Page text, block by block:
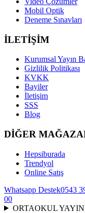
Mobil Optik
Deneme Sınavları
İLETİŞİM
Kurumsal Yayın
Gizlilik Politikası
KVKK
Bayiler
İletişim
SSS
Blog
DİĞER
Hepsiburada
Trendyol
Online Satış
Whatsapp Destek0543
00
ORTAOKUL